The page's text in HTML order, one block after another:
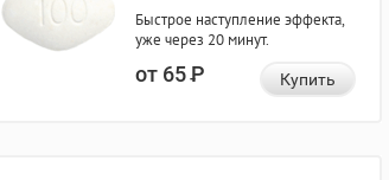
Быстрое наступление эффекта,
уже через 20 минут.
от 65Р Купить